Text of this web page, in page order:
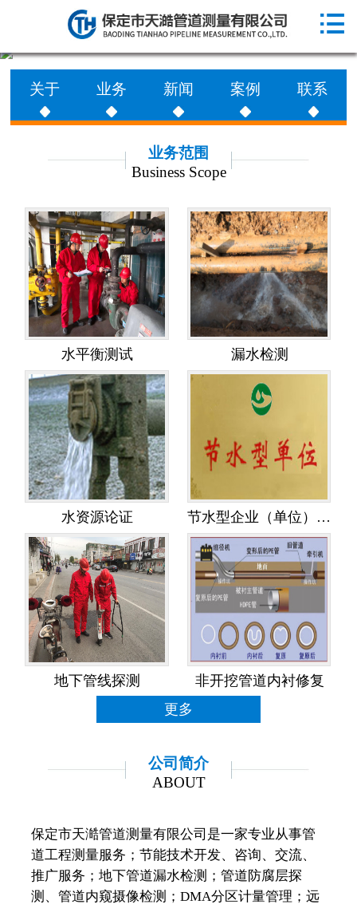
 网站首页
走进天澔
业务范围
联系天澔

关于 业务 新闻 案例 联系
业务范围
Business Scope
水平衡测试 漏水检测
水资源论证 节水型企业（单位）创建
地下管线探测
非开挖管道内衬修复
更多
公司简介
ABOUT
保定市天澔管道测量有限公司是一家专业从事管
道工程测量服务；节能技术开发、咨询、交流、
推广服务；地下管道漏水检测；管道防腐层探
测、管道内窥摄像检测；DMA分区计量管理；远